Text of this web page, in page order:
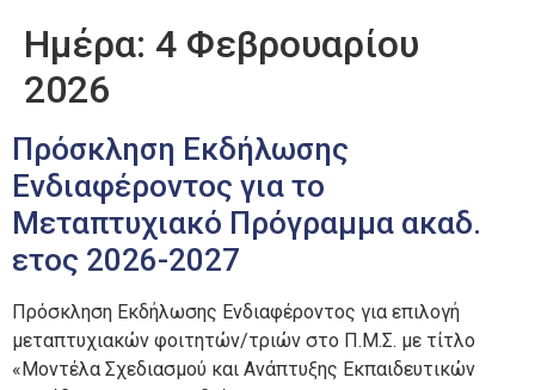
Ημέρα: 4 Φεβρουαρίου
2026
Πρόσκληση Εκδήλωσης
Ενδιαφέροντος για το
Μεταπτυχιακό Πρόγραμμα ακαδ.
ετος 2026-2027
Πρόσκληση Εκδήλωσης Ενδιαφέροντος για επιλογή
μεταπτυχιακών φοιτητών/τριών στο Π.Μ.Σ. με τίτλο
«Μοντέλα Σχεδιασμού και Ανάπτυξης Εκπαιδευτικών